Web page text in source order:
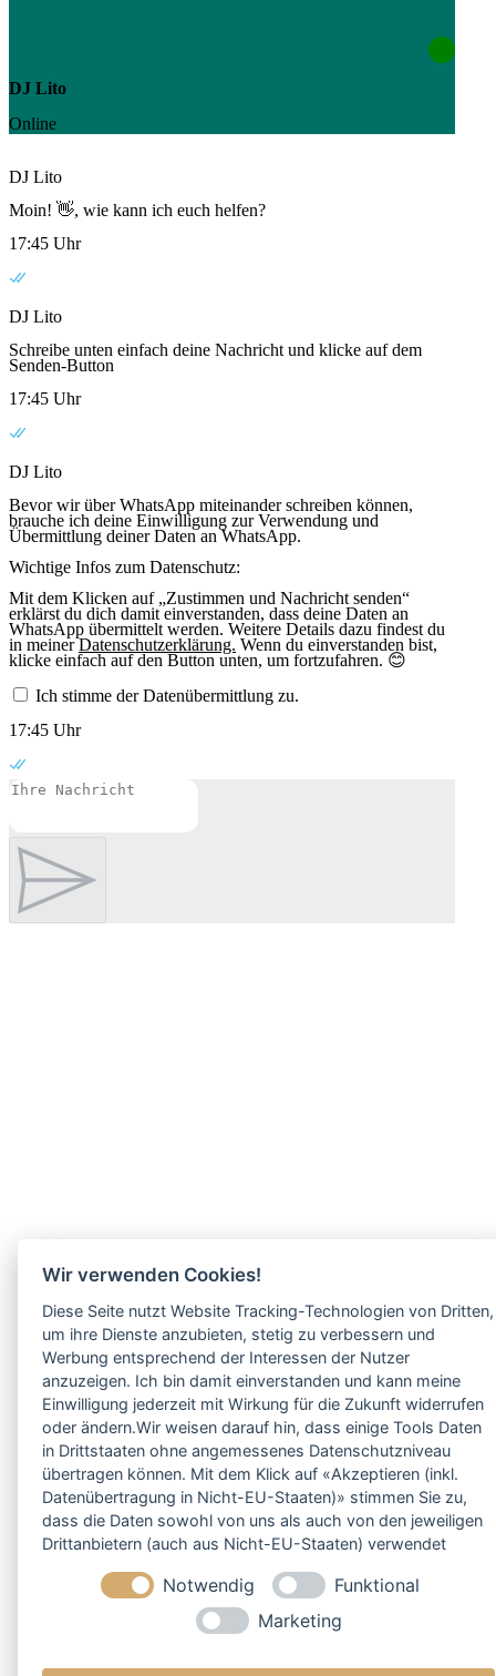
Wir verwenden Cookies!
Diese Seite nutzt Website Tracking-Technologien von Dritten,
um ihre Dienste anzubieten, stetig zu verbessern und
Werbung entsprechend der Interessen der Nutzer
anzuzeigen. Ich bin damit einverstanden und kann meine
Einwilligung jederzeit mit Wirkung für die Zukunft widerrufen
oder ändern.Wir weisen darauf hin, dass einige Tools Daten
in Drittstaaten ohne angemessenes Datenschutzniveau
übertragen können. Mit dem Klick auf «Akzeptieren (inkl.
Datenübertragung in Nicht-EU-Staaten)» stimmen Sie zu,
dass die Daten sowohl von uns als auch von den jeweiligen
Drittanbietern (auch aus Nicht-EU-Staaten) verwendet
selbstverständlich jederzeit ändern.
Notwendig
Funktional
Marketing
DJ Lito
Online
DJ Lito
Moin! 👋, wie kann ich euch helfen?
17:45 Uhr
DJ Lito
Schreibe unten einfach deine Nachricht und klicke auf dem
Senden-Button
17:45 Uhr
DJ Lito
Bevor wir über WhatsApp miteinander schreiben können,
brauche ich deine Einwilligung zur Verwendung und
Übermittlung deiner Daten an WhatsApp.
Wichtige Infos zum Datenschutz:
Mit dem Klicken auf „Zustimmen und Nachricht senden“
erklärst du dich damit einverstanden, dass deine Daten an
WhatsApp übermittelt werden. Weitere Details dazu findest du
in meinerDatenschutzerklärung. Wenn du einverstanden bist,
klicke einfach auf den Button unten, um fortzufahren. 😊
Ich stimme der Datenübermittlung zu.
17:45 Uhr